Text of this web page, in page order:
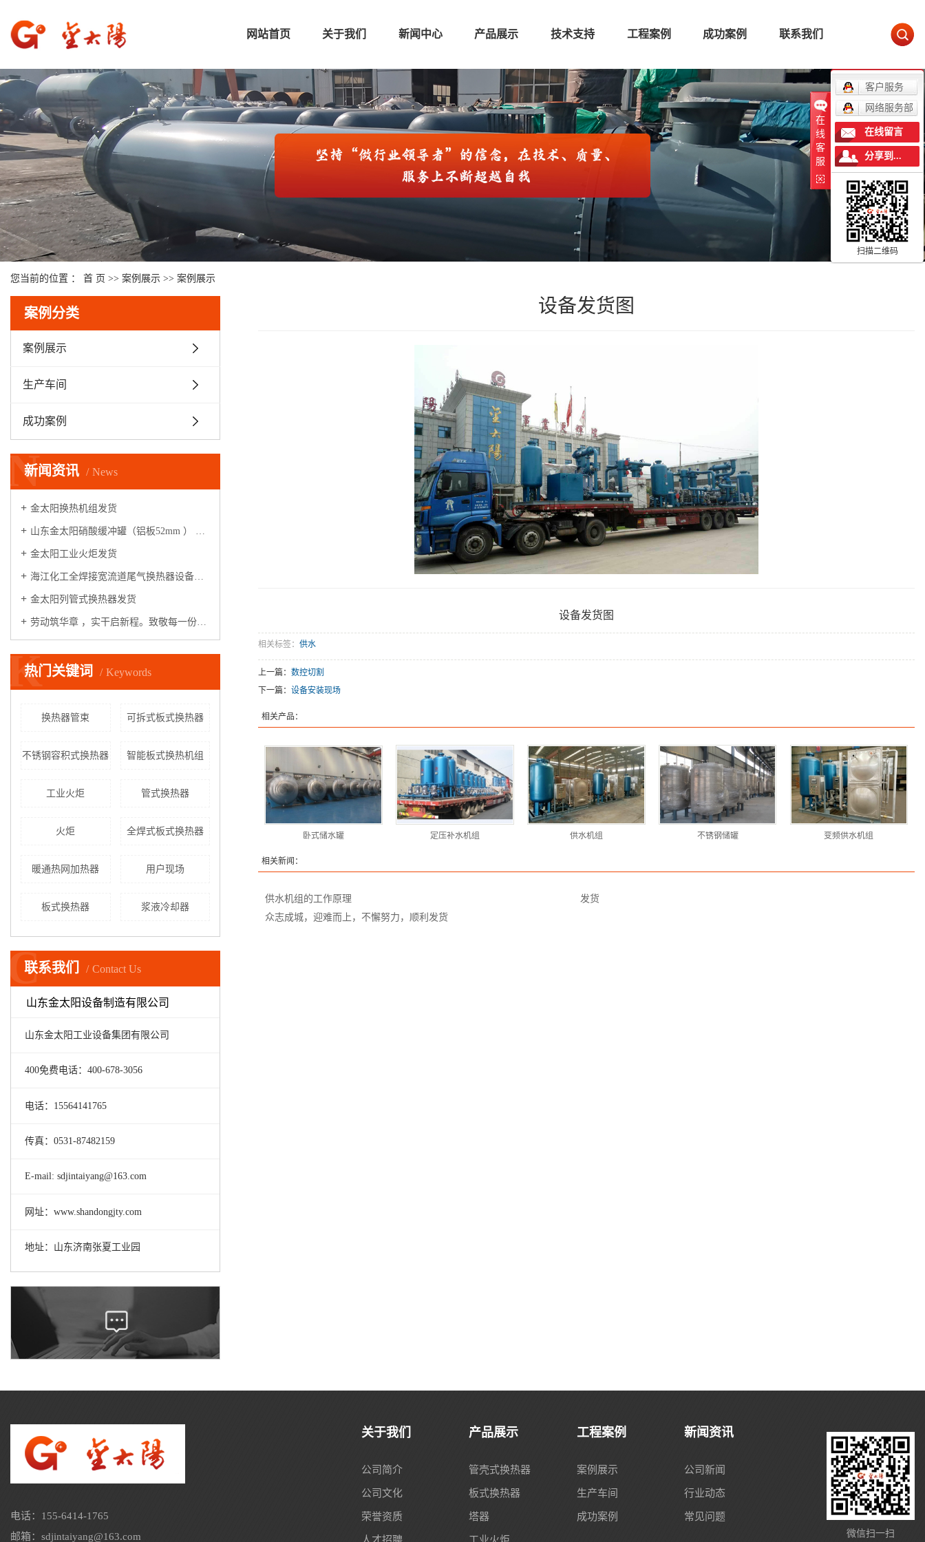
网站首页 关于我们 新闻中心 产品展示 技术支持 工程案例 成功案例 联系我们
您当前的位置 ： 首 页 >> 案例展示 >> 案例展示
案例分类
案例展示
生产车间
成功案例
新闻资讯 News
N
金太阳换热机组发货
山东金太阳硝酸缓冲罐（铝板52mm ） 整装启航
金太阳工业火炬发货
海江化工全焊接宽流道尾气换热器设备，安装运行调试满一年，各项指标满足性能测试条件，验收合格！
金太阳列管式换热器发货
劳动筑华章 ，实干启新程。致敬每一份坚守，致敬一线工作者，五一劳动节快乐！
热门关键词 Keywords
K
换热器管束 可拆式板式换热器
不锈钢容积式换热器 智能板式换热机组
工业火炬 管式换热器
火炬 全焊式板式换热器
暖通热网加热器 用户现场
板式换热器 浆液冷却器
联系我们 Contact Us
C
山东金太阳设备制造有限公司
山东金太阳工业设备集团有限公司
400免费电话：400-678-3056
电话：15564141765
传真：0531-87482159
E-mail: sdjintaiyang@163.com
网址：www.shandongjty.com
地址：山东济南张夏工业园
设备发货图
设备发货图
相关标签： 供水
上一篇： 数控切割
下一篇： 设备安装现场
相关产品：
卧式储水罐 定压补水机组 供水机组 不锈钢储罐 变频供水机组
相关新闻：
供水机组的工作原理
发货
众志成城，迎难而上，不懈努力，顺利发货
电话：155-6414-1765
邮箱：sdjintaiyang@163.com
关于我们
公司简介
公司文化
荣誉资质
产品展示
管壳式换热器
板式换热器
塔器
工程案例
案例展示
生产车间
成功案例
新闻资讯
公司新闻
行业动态
常见问题
微信扫一扫
在
线
客
服
客户服务
网络服务部
在线留言
分享到...
扫描二维码